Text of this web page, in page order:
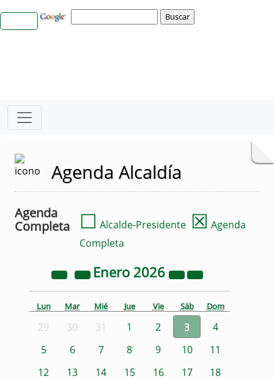
Agenda Alcaldía
Agenda
Completa
☐ Alcalde-Presidente ☒ Agenda
Completa
Enero 2026
Lun Mar Mié Jue Vie Sáb Dom
29 30 31 1 2 3
4
5
6 7 8 9 10
11
12
13 14 15 16 17
18